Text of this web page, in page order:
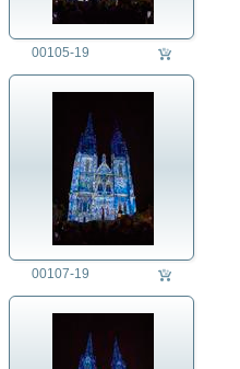
00105-19
00107-19